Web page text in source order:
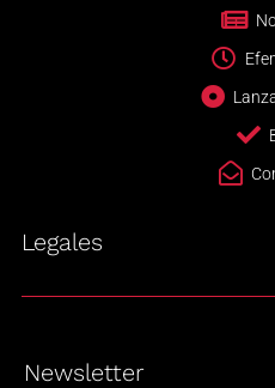
Legales
Newsletter